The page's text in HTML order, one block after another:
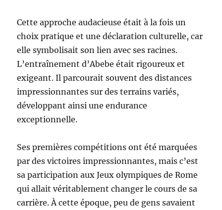
Cette approche audacieuse était à la fois un
choix pratique et une déclaration culturelle, car
elle symbolisait son lien avec ses racines.
L’entraînement d’Abebe était rigoureux et
exigeant. Il parcourait souvent des distances
impressionnantes sur des terrains variés,
développant ainsi une endurance
exceptionnelle.
Ses premières compétitions ont été marquées
par des victoires impressionnantes, mais c’est
sa participation aux Jeux olympiques de Rome
qui allait véritablement changer le cours de sa
carrière. À cette époque, peu de gens savaient